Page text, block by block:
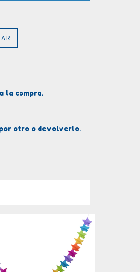
la compra.
otro o devolverlo.